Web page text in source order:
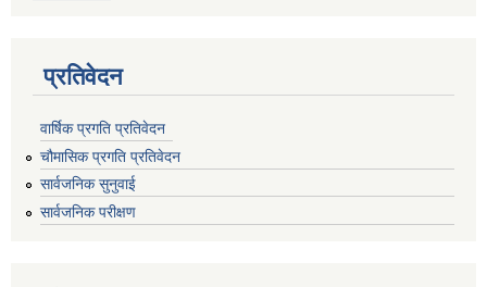
प्रतिवेदन
वार्षिक प्रगति प्रतिवेदन
चौमासिक प्रगति प्रतिवेदन
सार्वजनिक सुनुवाई
सार्वजनिक परीक्षण